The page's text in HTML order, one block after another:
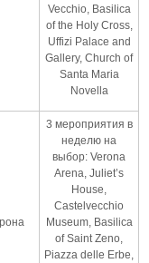
Vecchio, Basilica
of the Holy Cross,
Uffizi Palace and
Gallery, Church of
Santa Maria
Novella
3 мероприятия в
неделю на
выбор: Verona
Arena, Juliet’s
House,
Castelvecchio
Museum, Basilica
of Saint Zeno,
Piazza delle Erbe,